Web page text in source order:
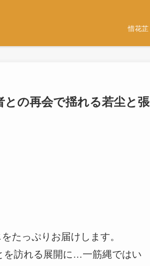
惜花芷
の再会で揺れる若尘と張
たっぷりお届けします。
を訪れる展開に…一筋縄ではい